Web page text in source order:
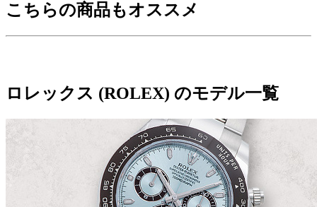
こちらの商品もオススメ
ロレックス (ROLEX) のモデル一覧